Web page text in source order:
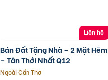
Bán Đất Tặng Nhà – 2 Mặt Hẻm
– Tân Thới Nhất Q12
Ngoài Cần Thơ
Liên hệ